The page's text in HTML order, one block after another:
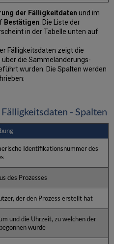
der Fälligkeitdaten und im
Bestätigen. Die Liste der
in der Tabelle unten auf
Fälligkeitsdaten zeigt die
die Sammeländerungs-
wurden. Die Spalten werden
- Spalten
Identifikationsnummer des
des Prozesses
der den Prozess erstellt hat
und die Uhrzeit, zu welchen der
wurde